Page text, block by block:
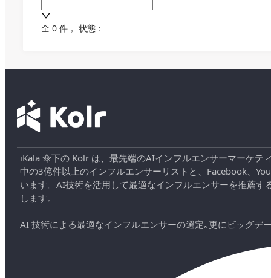
全 0 件 ， 状態：
iKala 傘下の Kolr は、最先端のAIインフルエンサーマーケ
中の3億件以上のインフルエンサーリストと、Facebook、
います。AI技術を活用して最適なインフルエンサーを推薦
します。
AI 技術による最適なインフルエンサーの選定｡更にビッグデ